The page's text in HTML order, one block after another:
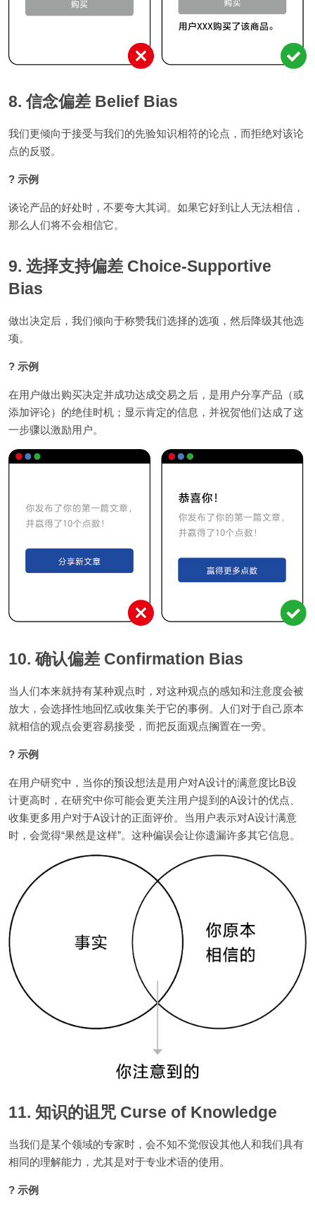
8. 信念偏差 Belief Bias
我们更倾向于接受与我们的先验知识相符的论点，而拒绝对该论
点的反驳。
? 示例
谈论产品的好处时，不要夸大其词。如果它好到让人无法相信，
那么人们将不会相信它。
9. 选择支持偏差 Choice-Supportive
Bias
做出决定后，我们倾向于称赞我们选择的选项，然后降级其他选
项。
? 示例
在用户做出购买决定并成功达成交易之后，是用户分享产品（或
添加评论）的绝佳时机；显示肯定的信息，并祝贺他们达成了这
一步骤以激励用户。
10. 确认偏差 Confirmation Bias
当人们本来就持有某种观点时，对这种观点的感知和注意度会被
放大，会选择性地回忆或收集关于它的事例。人们对于自己原本
就相信的观点会更容易接受，而把反面观点搁置在一旁。
? 示例
在用户研究中，当你的预设想法是用户对A设计的满意度比B设
计更高时，在研究中你可能会更关注用户提到的A设计的优点、
收集更多用户对于A设计的正面评价。当用户表示对A设计满意
时，会觉得“果然是这样”。这种偏误会让你遗漏许多其它信息。
11. 知识的诅咒 Curse of Knowledge
当我们是某个领域的专家时，会不知不觉假设其他人和我们具有
相同的理解能力，尤其是对于专业术语的使用。
? 示例